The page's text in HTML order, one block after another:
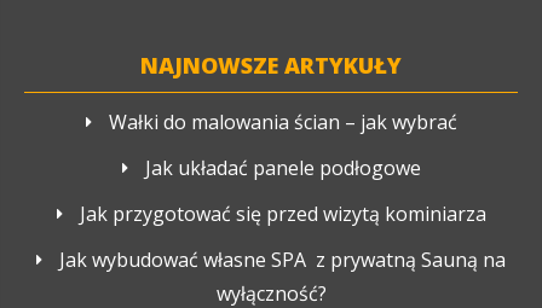
NAJNOWSZE ARTYKUŁY
Wałki do malowania ścian – jak wybrać
Jak układać panele podłogowe
Jak przygotować się przed wizytą kominiarza
Jak wybudować własne SPA z prywatną Sauną na
wyłączność?